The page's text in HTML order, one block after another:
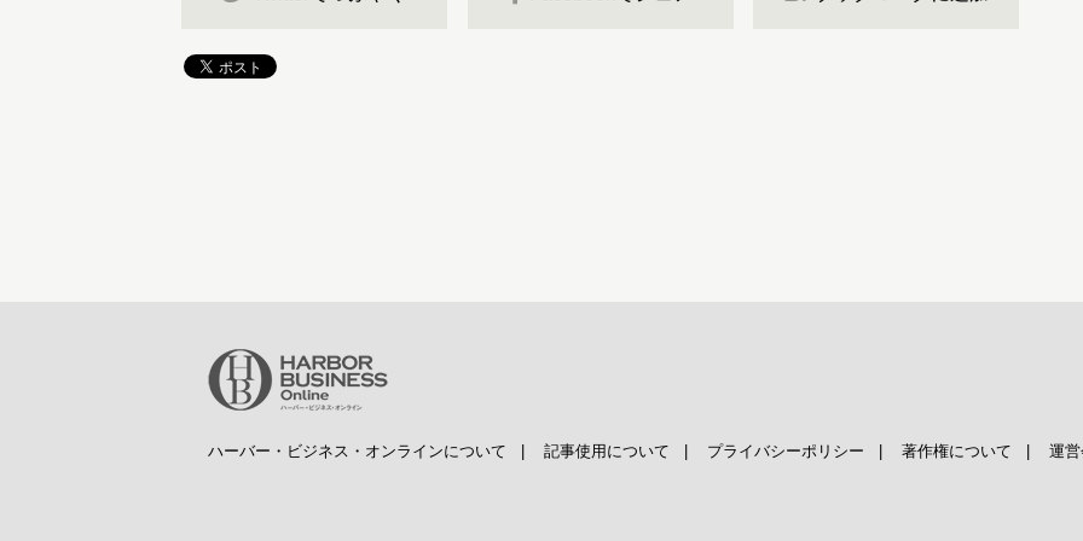
ハーバー・ビジネス・オンラインについて 記事使用について プライバシーポリシー 著作権について 運